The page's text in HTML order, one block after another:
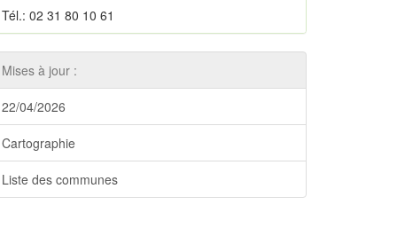
Tél.: 02 31 80 10 61
Mises à jour :
22/04/2026
Cartographie
Liste des communes